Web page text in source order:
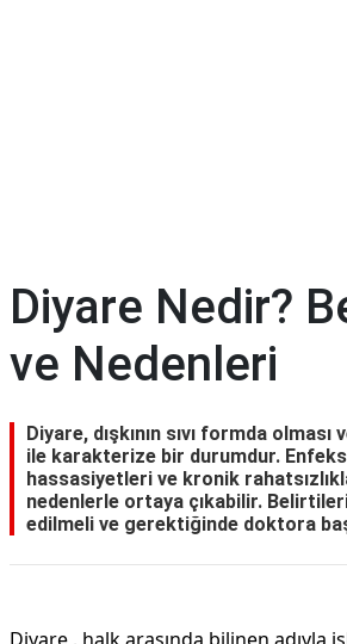
Diyare Nedir?
ve Nedenleri
Diyare, dışkının sıvı formda olması
ile karakterize bir durumdur.
hassasiyetleri ve kronik
nedenlerle ortaya çıkabilir.
edilmeli ve gerektiğinde doktora